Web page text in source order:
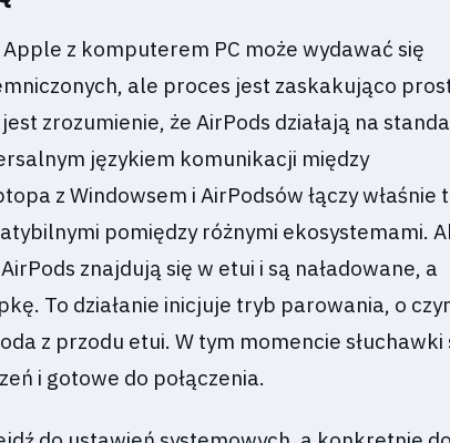
z komputerem PC może wydawać się
ale proces jest zaskakująco
zrozumienie, że AirPods działają na
językiem komunikacji między
z Windowsem i AirPodsów łączy właśnie
pomiędzy różnymi ekosystemami.
znajdują się w etui i są naładowane, a
To działanie inicjuje tryb parowania, o
z przodu etui. W tym momencie słuchawki
i gotowe do połączenia.